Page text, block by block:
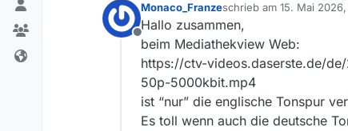
Offline
Monaco_Franzeschrieb am 15. Mai
zuletzt editiert von
Hallo zusammen,
beim Mediathekview Web:
https://ctv-videos.daserste.de/de/
50p-5000kbit.mp4
ist “nur” die englische Tonspur
Es toll wenn auch die deutsche